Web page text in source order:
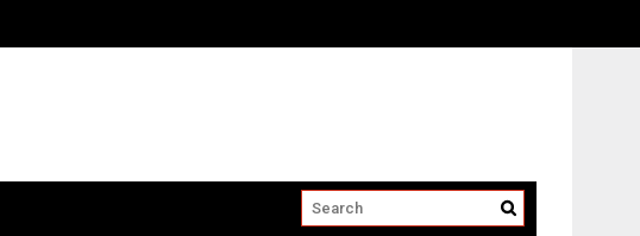
prezentacji produktów?